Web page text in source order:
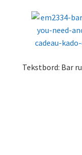
Tekstbord: Bar